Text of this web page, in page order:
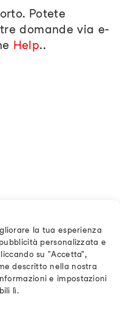
Potete
domande via e-
Help..
la tua esperienza
personalizzata e
su "Accetta",
descritto nella nostra
e impostazioni
lì.